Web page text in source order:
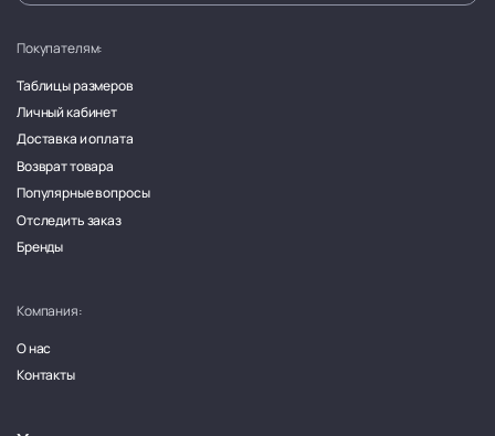
Покупателям:
Таблицы размеров
Личный кабинет
Доставка и оплата
Возврат товара
Популярные вопросы
Отследить заказ
Бренды
Компания:
О нас
Контакты